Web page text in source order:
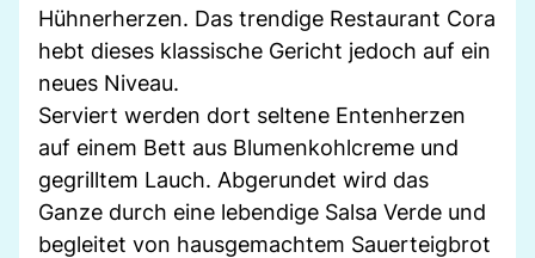
Hühnerherzen. Das trendige Restaurant Cora
hebt dieses klassische Gericht jedoch auf ein
neues Niveau.
Serviert werden dort seltene Entenherzen
auf einem Bett aus Blumenkohlcreme und
gegrilltem Lauch. Abgerundet wird das
Ganze durch eine lebendige Salsa Verde und
begleitet von hausgemachtem Sauerteigbrot